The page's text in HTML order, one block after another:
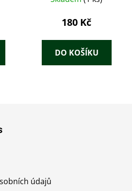
180 Kč
DO KOŠÍKU
údajů